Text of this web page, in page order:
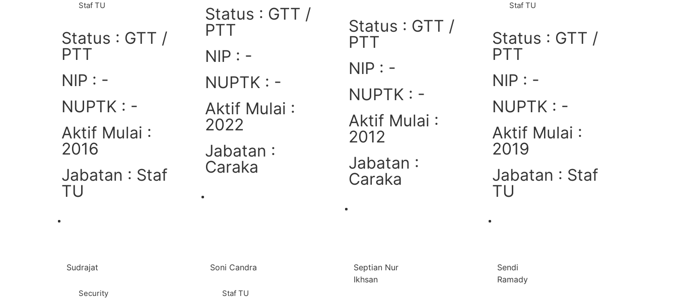
Staf TU
Status : GTT /
PTT
NIP : -
NUPTK : -
Aktif Mulai :
2016
Jabatan : Staf
TU
Status : GTT /
PTT
NIP : -
NUPTK : -
Aktif Mulai :
2022
Jabatan :
Caraka
Status : GTT /
PTT
NIP : -
NUPTK : -
Aktif Mulai :
2012
Jabatan :
Caraka
Staf TU
Status : GTT /
PTT
NIP : -
NUPTK : -
Aktif Mulai :
2019
Jabatan : Staf
TU
Sudrajat
Security
Soni Candra
Staf TU
Septian Nur
Ikhsan
Sendi
Ramady